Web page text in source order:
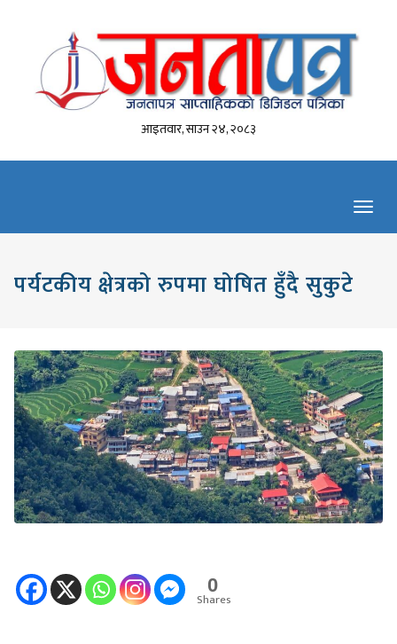
आइतवार, साउन २४, २०८३
पर्यटकीय क्षेत्रको रुपमा घोषित हुँदै सुकुटे
0
Shares